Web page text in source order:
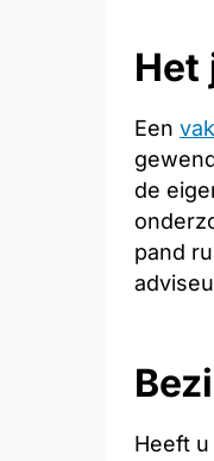
Het
Een
de
pand
Heeft